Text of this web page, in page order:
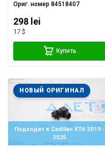
Ориг. номер84518407
298 lei
17 $
Купить
Подходит к Cadillac XT6 2019 -
2025
НОВЫЙ ОРИГИНАЛ